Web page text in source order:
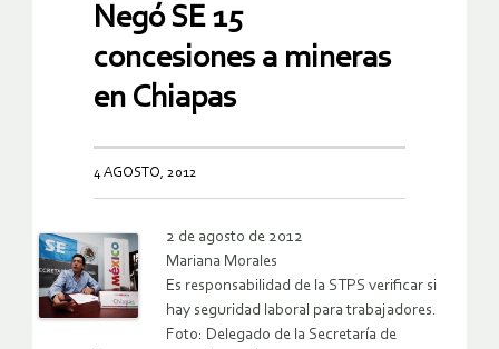
Negó SE 15
concesiones a mineras
en Chiapas
4 AGOSTO, 2012
2 de agosto de 2012
Mariana Morales
Es responsabilidad de la STPS verificar si
hay seguridad laboral para trabajadores.
Foto: Delegado de la Secretaría de